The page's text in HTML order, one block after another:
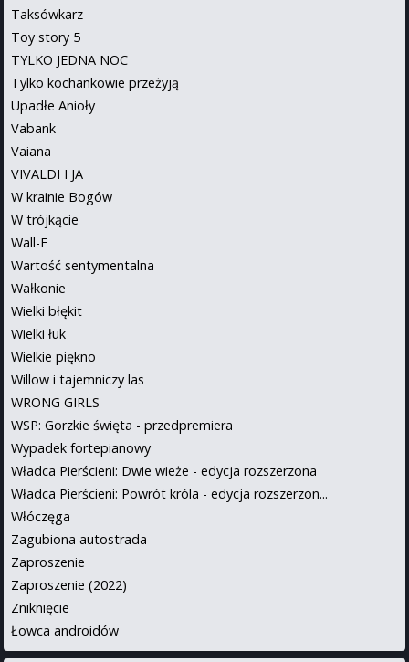
Taksówkarz
Toy story 5
TYLKO JEDNA NOC
Tylko kochankowie przeżyją
Upadłe Anioły
Vabank
Vaiana
VIVALDI I JA
W krainie Bogów
W trójkącie
Wall-E
Wartość sentymentalna
Wałkonie
Wielki błękit
Wielki łuk
Wielkie piękno
Willow i tajemniczy las
WRONG GIRLS
WSP: Gorzkie święta - przedpremiera
Wypadek fortepianowy
Władca Pierścieni: Dwie wieże - edycja rozszerzona
Władca Pierścieni: Powrót króla - edycja rozszerzon...
Włóczęga
Zagubiona autostrada
Zaproszenie
Zaproszenie (2022)
Zniknięcie
Łowca androidów